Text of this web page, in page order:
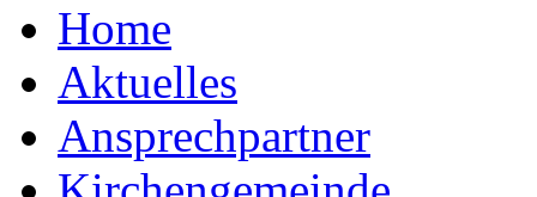
Home
Aktuelles
Ansprechpartner